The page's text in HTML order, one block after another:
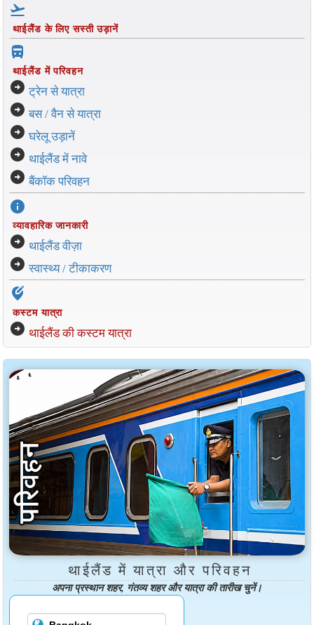
flight_takeoff
थाईलैंड के लिए सस्ती उड़ानें
directions_bus_filled
थाईलैंड में परिवहन
arrow_circle_right ट्रेन से यात्रा
arrow_circle_right बस / वैन से यात्रा
arrow_circle_right घरेलू उड़ानें
arrow_circle_right थाईलैंड में नावे
arrow_circle_right बैंकॉक परिवहन
info
व्यावहारिक जानकारी
arrow_circle_right थाईलैंड वीज़ा
arrow_circle_right स्वास्थ्य / टीकाकरण
edit_location_alt
कस्टम यात्रा
arrow_circle_right थाईलैंड की कस्टम यात्रा
थाईलैंड में यात्रा और परिवहन
अपना प्रस्थान शहर, गंतव्य शहर और यात्रा की तारीख चुनें।